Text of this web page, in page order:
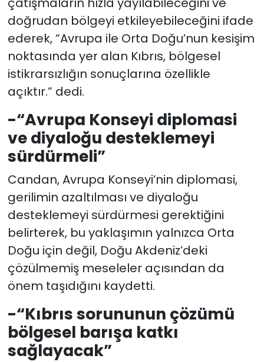
doğrudan bölgeyi etkileyebileceğini ifade
ederek, “Avrupa ile Orta Doğu’nun kesişim
noktasında yer alan Kıbrıs, bölgesel
istikrarsızlığın sonuçlarına özellikle
açıktır.” dedi.
-“Avrupa Konseyi diplomasi
ve diyaloğu desteklemeyi
sürdürmeli”
Candan, Avrupa Konseyi’nin diplomasi,
gerilimin azaltılması ve diyaloğu
desteklemeyi sürdürmesi gerektiğini
belirterek, bu yaklaşımın yalnızca Orta
Doğu için değil, Doğu Akdeniz’deki
çözülmemiş meseleler açısından da
önem taşıdığını kaydetti.
-“Kıbrıs sorununun çözümü
bölgesel barışa katkı
sağlayacak”